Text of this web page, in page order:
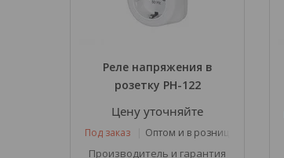
Реле напряжения в
розетку РН-122
Цену уточняйте
Под заказ Оптом и в розницу
Производитель и гарантия